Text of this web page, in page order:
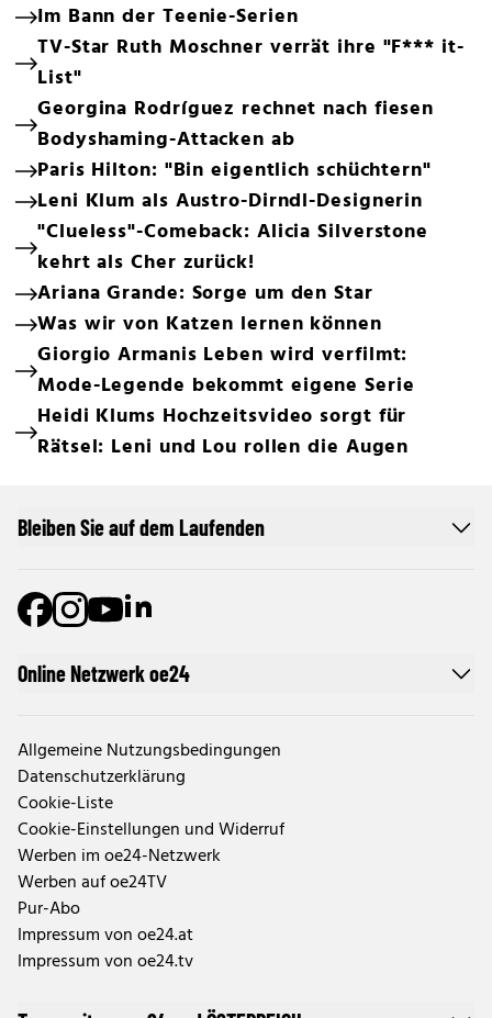
Im Bann der Teenie-Serien
TV-Star Ruth Moschner verrät ihre "F*** it-
List"
Georgina Rodríguez rechnet nach fiesen
Bodyshaming-Attacken ab
Paris Hilton: "Bin eigentlich schüchtern"
Leni Klum als Austro-Dirndl-Designerin
"Clueless"-Comeback: Alicia Silverstone
kehrt als Cher zurück!
Ariana Grande: Sorge um den Star
Was wir von Katzen lernen können
Giorgio Armanis Leben wird verfilmt:
Mode-Legende bekommt eigene Serie
Heidi Klums Hochzeitsvideo sorgt für
Rätsel: Leni und Lou rollen die Augen
Online Netzwerk oe24
Allgemeine Nutzungsbedingungen
Datenschutzerklärung
Cookie-Liste
Cookie-Einstellungen und Widerruf
Werben im oe24-Netzwerk
Werben auf oe24TV
Pur-Abo
Impressum von oe24.at
Impressum von oe24.tv
Bleiben Sie auf dem Laufenden